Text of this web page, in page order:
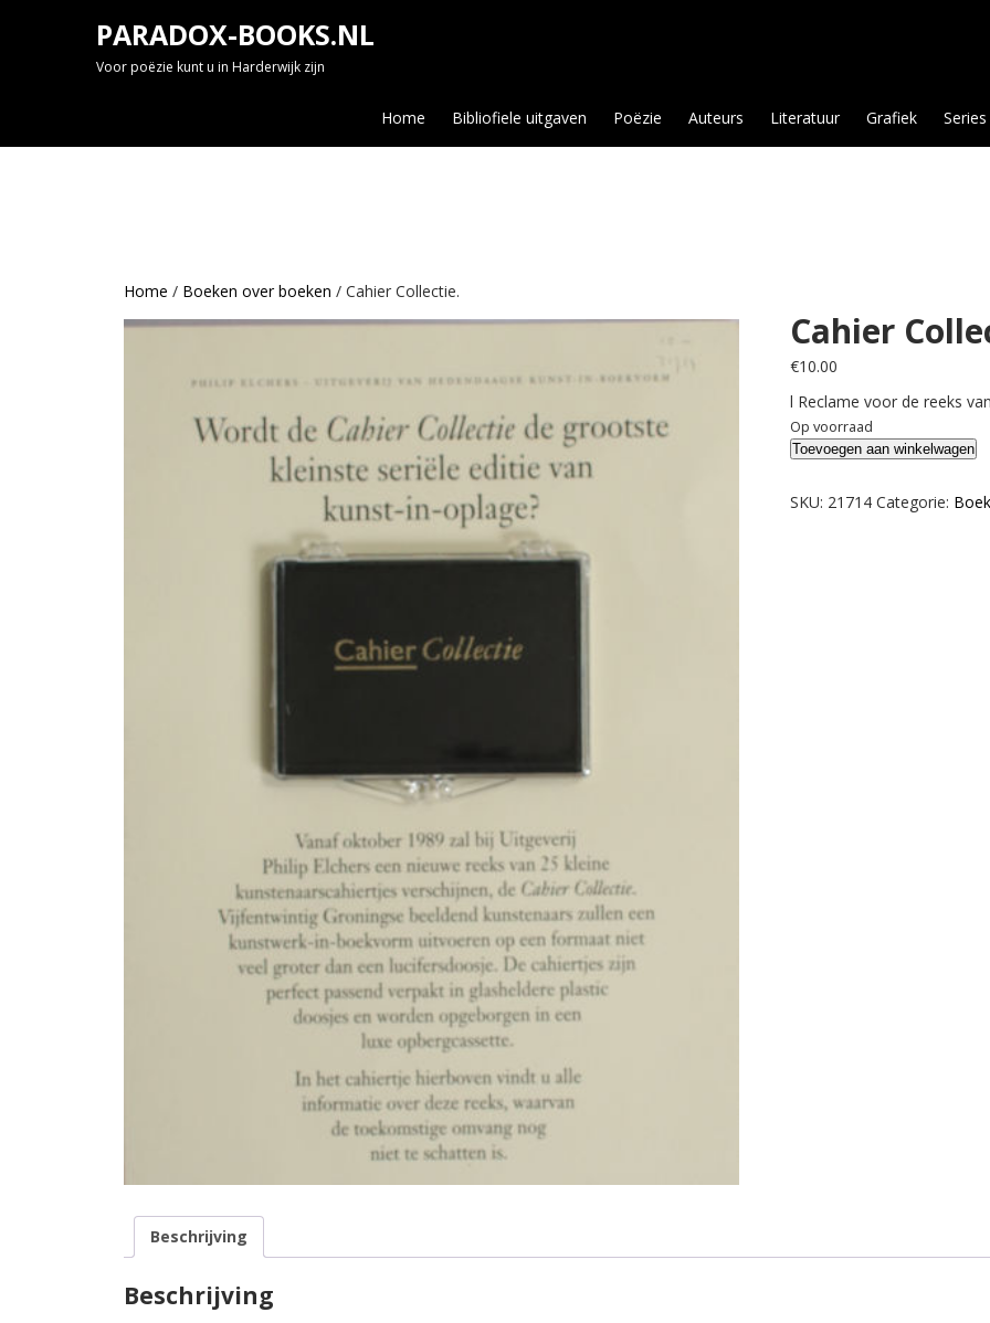
PARADOX-BOOKS.NL
Voor poëzie kunt u in Harderwijk zijn
Home Bibliofiele uitgaven Poëzie Auteurs Literatuur Grafiek Series
Home / Boeken over boeken / Cahier Collectie.
Cahier
€10.00
l Reclame voor de reeks
Op voorraad
Cahier
aantal
Toevoegen aan winkelwagen
SKU: 21714 Categorie:
Beschrijving
Beschrijving